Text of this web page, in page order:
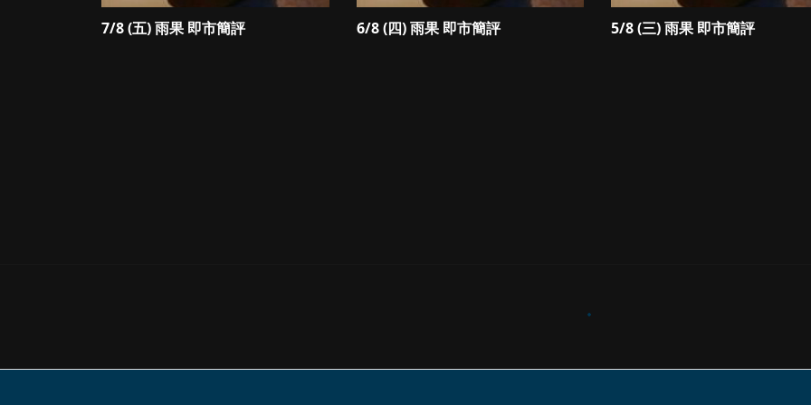
7/8 (五) 雨果 即市簡評 6/8 (四) 雨果 即市簡評 5/8 (三) 雨果 即市簡評